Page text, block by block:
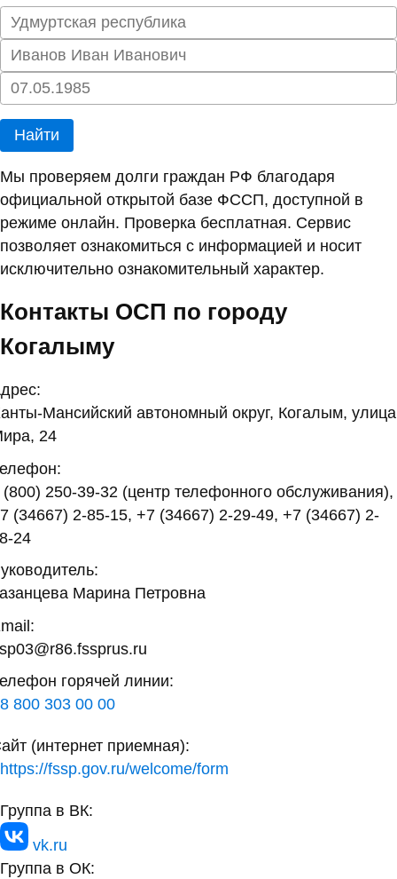
Найти
Мы проверяем долги граждан РФ благодаря
официальной открытой базе ФССП, доступной в
режиме онлайн. Проверка бесплатная. Сервис
позволяет ознакомиться с информацией и носит
исключительно ознакомительный характер.
Контакты ОСП по городу
Когалыму
Мансийский автономный округ, Когалым, улица
24
(800) 250-39-32 (центр телефонного обслуживания),
(34667) 2-85-15, +7 (34667) 2-29-49, +7 (34667) 2-
24
Марина Петровна
горячей линии:
8 800 303 00 00
(интернет приемная):
https://fssp.gov.ru/welcome/form
Группа в ВК:
vk.ru
Группа в ОК: